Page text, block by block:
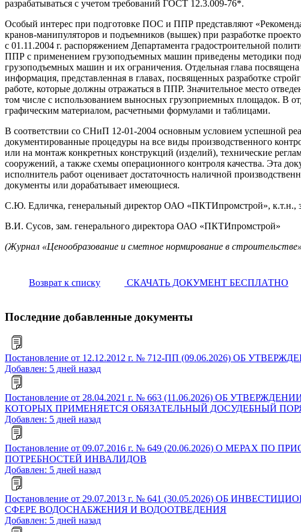
разрабатываться с учетом требований ГОСТ 12.3.009-76*.
Особый интерес при подготовке ПОС и ППР представляют
кранов-манипуляторов и подъемников (вышек) при разработке
с 01.11.2004 г. распоряжением Департамента градостроительной
ППР с применением грузоподъемных машин приведены методики
грузоподъемных машин и их ограничения. Отдельная глава
информация, представленная в главах, посвященных разработке
работе, которые должны отражаться в ППР. Значительное место
том числе с использованием выносных грузоприемных площадок. В
графическим материалом, расчетными формулами и таблицами.
В соответствии со СНиП 12-01-2004 основным условием успешной
документированные процедуры на все виды производственного
или на монтаж конкретных конструкций (изделий), технические
сооружений, а также схемы операционного контроля качества. Эта
исполнитель работ оценивает достаточность наличной
документы или дорабатывает имеющиеся.
С.Ю. Едличка, генеральный директор ОАО «ПКТИпромстрой», к.т.н.,
В.И. Сусов, зам. генерального директора ОАО «ПКТИпромстрой»
(Журнал «Ценообразование и сметное нормирование в
Возврат к списку СКАЧАТЬ ДОКУМЕНТ БЕСПЛАТНО
Последние добавленные документы
Постановление от 12.12.2012 г. № 712-ПП (09.06.2026) ОБ
Добавлен: 5 дней назад
Постановление от 28.04.2021 г. № 663 (11.06.2026) ОБ
КОТОРЫХ ПРИМЕНЯЕТСЯ ОБЯЗАТЕЛЬНЫЙ ДОСУДЕБНЫЙ
Добавлен: 5 дней назад
Постановление от 09.07.2016 г. № 649 (20.06.2026) О
ПОТРЕБНОСТЕЙ ИНВАЛИДОВ
Добавлен: 5 дней назад
Постановление от 29.07.2013 г. № 641 (30.05.2026) ОБ
СФЕРЕ ВОДОСНАБЖЕНИЯ И ВОДООТВЕДЕНИЯ
Добавлен: 5 дней назад